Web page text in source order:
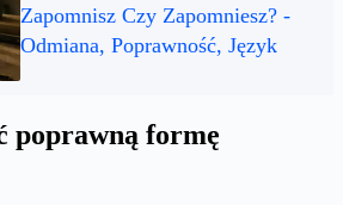
Zapomnisz Czy Zapomniesz? -
Odmiana, Poprawność, Język
poprawną formę